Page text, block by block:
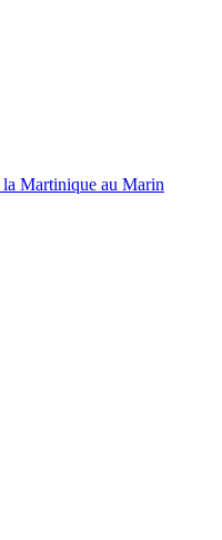
la Martinique au Marin